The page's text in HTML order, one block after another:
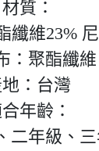
材質：
纖維23%
：聚酯纖維
：台灣
年齡：
二年級、